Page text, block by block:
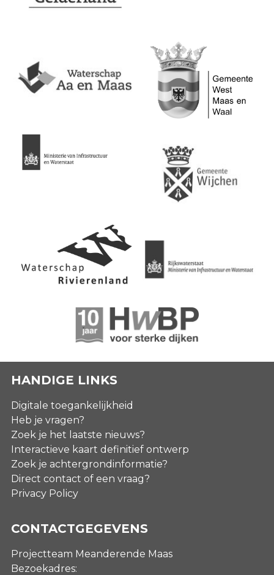
HANDIGE LINKS
Digitale toegankelijkheid
Heb je vragen?
Zoek je het laatste nieuws?
Interactieve kaart definitief ontwerp
Zoek je achtergrondinformatie?
Direct contact of een vraag?
Privacy Policy
CONTACTGEGEVENS
Projectteam Meanderende Maas
Bezoekadres: